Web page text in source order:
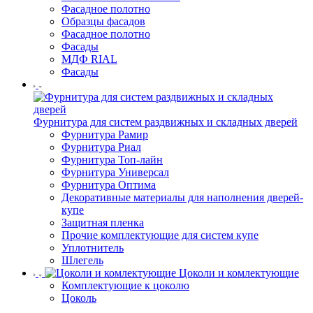
Фасадное полотно
Образцы фасадов
Фасадное полотно
Фасады
МДФ RIAL
Фасады
Фурнитура для систем раздвижных и складных дверей
Фурнитура Рамир
Фурнитура Риал
Фурнитура Топ-лайн
Фурнитура Универсал
Фурнитура Оптима
Декоративные материалы для наполнения дверей-
купе
Защитная пленка
Прочие комплектующие для систем купе
Уплотнитель
Шлегель
Цоколи и комлектующие
Комплектующие к цоколю
Цоколь